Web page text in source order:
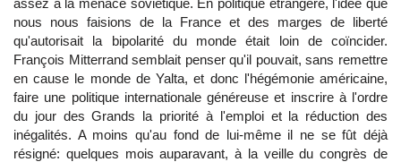
assez à la menace soviétique. En politique étrangère, l'idée que
nous nous faisions de la France et des marges de liberté
qu'autorisait la bipolarité du monde était loin de coïncider.
François Mitterrand semblait penser qu'il pouvait, sans remettre
en cause le monde de Yalta, et donc l'hégémonie américaine,
faire une politique internationale généreuse et inscrire à l'ordre
du jour des Grands la priorité à l'emploi et la réduction des
inégalités. A moins qu'au fond de lui-même il ne se fût déjà
résigné: quelques mois auparavant, à la veille du congrès de